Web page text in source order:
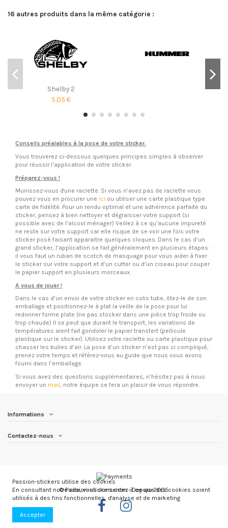
16 autres produits dans la même catégorie :
Shelby 2
5,05 €
Conseils préalables à la pose de votre sticker.
Vous trouverez ci-dessous quelques principes simples à observer
pour réussir l’application de votre sticker.
Préparez-vous !
Munissez-vous d'une raclette. Si vous n’avez pas de raclette vous
pouvez vous en procurer une ici ou utiliser une carte plastique type
carte de fidélité. Pour un rendu optimal et une adhérence parfaite du
sticker, pensez à bien nettoyer et dégraisser votre support (si
possible avec de l’alcool ménager) Veillez à ce qu’aucune impureté
ne reste sur votre support car elle risque de se voir une fois votre
sticker posé faisant apparaitre quelques cloques. Dans le cas d’un
grand sticker, l’application se fait généralement en plusieurs étapes :
il vous faut un ruban de scotch de masquage pour vous aider à fixer
le sticker sur votre support et d’un cutter ou d’un ciseau pour couper
le papier support en plusieurs morceaux.
A vous de jouer !
Dans le cas d’un envoi de votre sticker en colis tube, ôtez-le de son
emballage et positionnez-le à plat la veille de la pose pour lui
redonner forme plate (ne pas stocker dans une pièce trop froide ou
trop chaude) Il se peut que durant le transport, les variations de
températures aient fait gondoler le papier transfert (pellicule
plastique sur le sticker). Utilisez votre raclette ou carte plastique pour
chasser les bulles d’air. La pose d’un sticker n’est pas si compliqué,
prenez votre temps et référez-vous au guide que nous vous avons
fourni dans l’emballage.
Si vous avez des questions supplémentaires, n’hésitez pas à nous
envoyer un mail, notre équipe se fera un plaisir de vous répondre.
Informations
Contactez-nous
© Passion-stickers.com - Depuis 2005
Passion-stickers utilise des cookies
En consultant notre site, vous consentez à ce que des cookies soient
utilisés à des fins fonctionnelles, d'analyse et de marketing
Accepter